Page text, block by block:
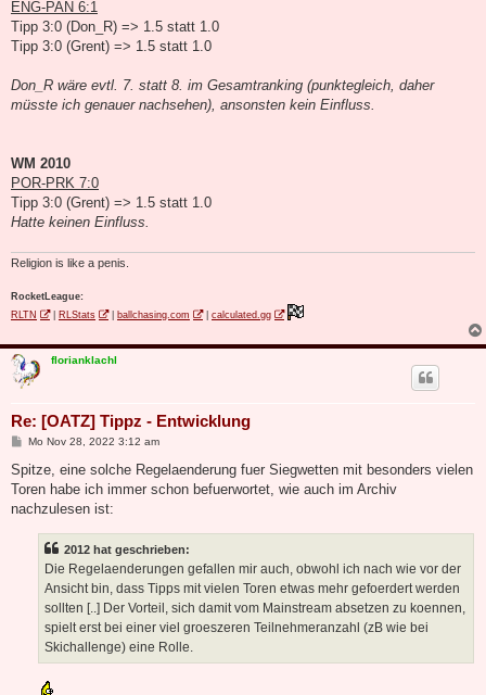
ENG-PAN 6:1
Tipp 3:0 (Don_R) => 1.5 statt 1.0
Tipp 3:0 (Grent) => 1.5 statt 1.0
Don_R wäre evtl. 7. statt 8. im Gesamtranking (punktegleich, daher
müsste ich genauer nachsehen), ansonsten kein Einfluss.
WM 2010
POR-PRK 7:0
Tipp 3:0 (Grent) => 1.5 statt 1.0
Hatte keinen Einfluss.
Religion is like a penis.
RocketLeague:
RLTN
| RLStats | ballchasing.com | calculated.gg
florianklachl
Re: [OATZ] Tippz - Entwicklung
B
i
r
a
Mo Nov 28, 2022 3:12 am
Spitze, eine solche Regelaenderung fuer Siegwetten mit besonders vielen
Toren habe ich immer schon befuerwortet, wie auch im Archiv
nachzulesen ist:
2012 hat geschrieben:
Die Regelaenderungen gefallen mir auch, obwohl ich nach wie vor der
Ansicht bin, dass Tipps mit vielen Toren etwas mehr gefoerdert werden
sollten [..] Der Vorteil, sich damit vom Mainstream absetzen zu koennen,
spielt erst bei einer viel groeszeren Teilnehmeranzahl (zB wie bei
Skichallenge) eine Rolle.